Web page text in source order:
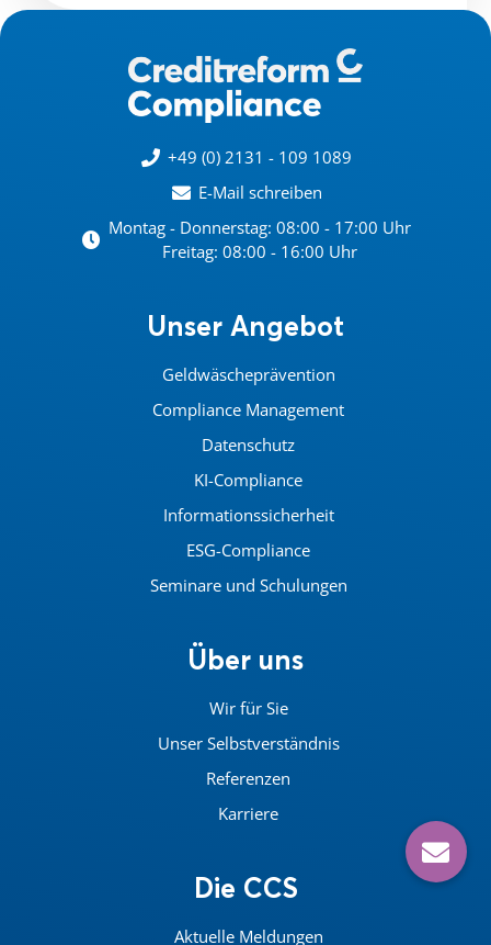
+49 (0) 2131 - 109 1089
E-Mail schreiben
Montag - Donnerstag: 08:00 - 17:00 Uhr
Freitag: 08:00 - 16:00 Uhr
Unser Angebot
Geldwäscheprävention
Compliance Management
Datenschutz
KI-Compliance
Informationssicherheit
ESG-Compliance
Seminare und Schulungen
Über uns
Wir für Sie
Unser Selbstverständnis
Referenzen
Karriere
Die CCS
Aktuelle Meldungen